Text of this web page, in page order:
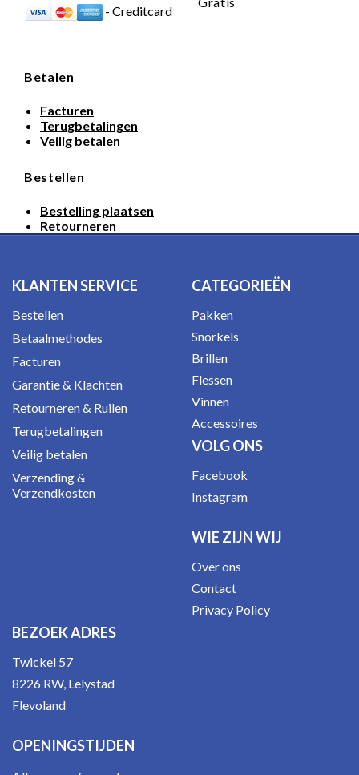
- Creditcard
Betalen
Facturen
Terugbetalingen
Veilig betalen
Bestellen
Bestelling plaatsen
Retourneren
KLANTEN SERVICE
Bestellen
Betaalmethodes
Facturen
Garantie & Klachten
Retourneren & Ruilen
Terugbetalingen
Veilig betalen
Verzending &
Verzendkosten
CATEGORIEËN
Pakken
Snorkels
Brillen
Flessen
Vinnen
Accessoires
VOLG ONS
Facebook
Instagram
WIE ZIJN WIJ
Over ons
Contact
Privacy Policy
BEZOEK ADRES
Twickel 57
8226 RW, Lelystad
Flevoland
OPENINGSTIJDEN